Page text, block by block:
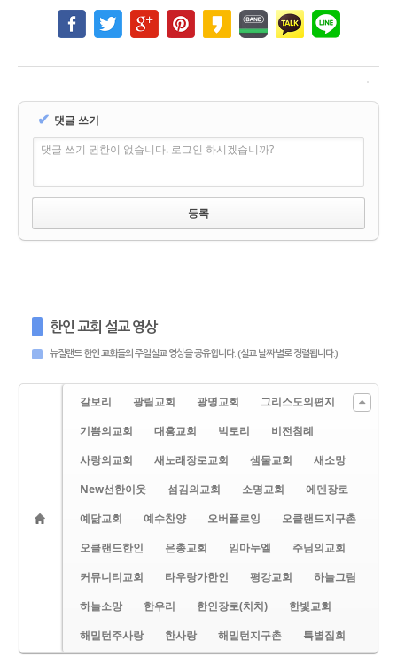
✔ 댓글 쓰기
댓글 쓰기 권한이 없습니다. 로그인 하시겠습니까?
한인 교회 설교 영상
뉴질랜드 한인 교회들의 주일설교 영상을 공유합니다. (설교 날짜 별로 정렬됩니다.)
갈보리 광림교회 광명교회
그리스도의편지
기쁨의교회
대흥교회 빅토리
비전침례
사랑의교회
새노래장로교회 샘물교회
새소망
New선한이웃
섬김의교회 소명교회
에덴장로
예닮교회
예수찬양 오버플로잉
오클랜드지구촌
오클랜드한인
은총교회 임마누엘
주님의교회
커뮤니티교회
타우랑가한인 평강교회
하늘그림
하늘소망
한우리 한인장로(치치)
한빛교회
해밀턴주사랑
한사랑 해밀턴지구촌 특별집회